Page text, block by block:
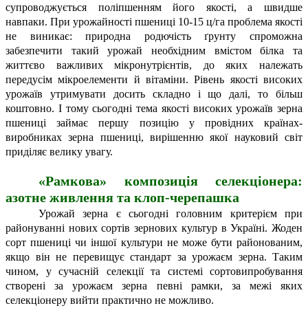
супроводжується поліпшенням його якості, а швидше
навпаки. При урожайності пшениці 10-15 ц/га проблема якості
не виникає: природна родючість ґрунту спроможна
забезпечити такий урожай необхідним вмістом білка та
життєво важливих мікронутрієнтів, до яких належать
передусім мікроелементи й вітаміни. Рівень якості високих
урожаїв утримувати досить складно і що далі, то більш
коштовно. І тому сьогодні тема якості високих урожаїв зерна
пшениці займає першу позицію у провідних країнах-
виробниках зерна пшениці, вирішенню якої науковий світ
приділяє велику увагу.
«Рамкова» композиція селекціонера:
азотне живлення та клоп-черепашка
Урожай зерна є сьогодні головним критерієм при
районуванні нових сортів зернових культур в Україні. Жоден
сорт пшениці чи іншої культури не може бути районованим,
якщо він не перевищує стандарт за урожаєм зерна. Таким
чином, у сучасній селекції та системі сортовипробування
створені за урожаєм зерна певні рамки, за межі яких
селекціонеру вийти практично не можливо.